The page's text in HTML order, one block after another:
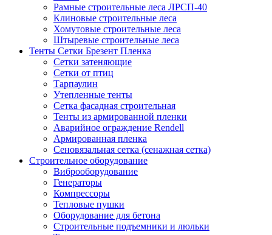
Рамные строительные леса ЛРСП-40
Клиновые строительные леса
Хомутовые строительные леса
Штыревые строительные леса
Тенты Сетки Брезент Пленка
Сетки затеняющие
Сетки от птиц
Тарпаулин
Утепленные тенты
Сетка фасадная строительная
Тенты из армированной пленки
Аварийное ограждение Rendell
Армированная пленка
Сеновязальная сетка (сенажная сетка)
Строительное оборудование
Виброоборудование
Генераторы
Компрессоры
Тепловые пушки
Оборудование для бетона
Строительные подъемники и люльки